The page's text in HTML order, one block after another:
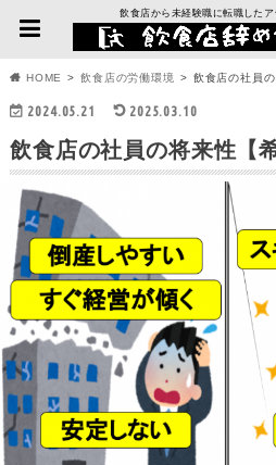
飲食店から未経験職に転職した
HOME 飲食店の労働環境 飲食店の社員
2024.05.21 2025.03.10
飲食店の社員の将来性【